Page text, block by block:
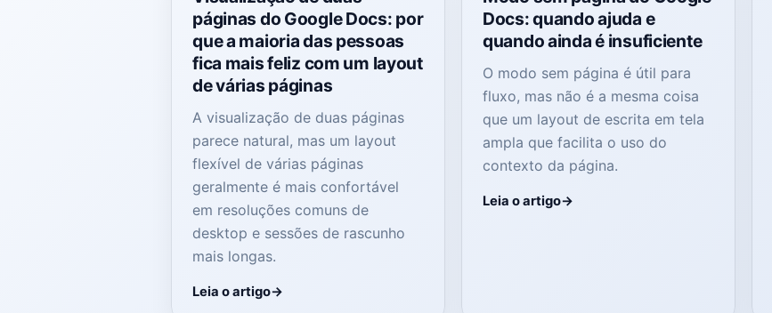
páginas do Google Docs: por
que a maioria das pessoas
fica mais feliz com um layout
de várias páginas
A visualização de duas páginas
parece natural, mas um layout
flexível de várias páginas
geralmente é mais confortável
em resoluções comuns de
desktop e sessões de rascunho
mais longas.
Leia o artigo
Docs: quando ajuda e
quando ainda é insuficiente
O modo sem página é útil para
fluxo, mas não é a mesma coisa
que um layout de escrita em tela
ampla que facilita o uso do
contexto da página.
Leia o artigo